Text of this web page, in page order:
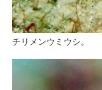
チリメンウミウシ。